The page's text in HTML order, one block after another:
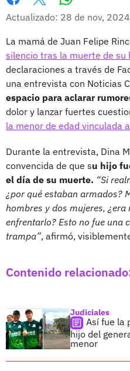
Facebook
X
Actualizado: 28 de nov, 2024
La mamá de Juan Felipe
silencio tras la muerte de su
declaraciones a través de
una entrevista con Noticias
espacio para aclarar
dolor y lanzar fuertes
la menor de edad vinculada
Durante la entrevista, Dina
convencida de que su hijo
el día de su muerte. “Si
¿por qué estaban armados?
hombres y dos mujeres,
enfrentarlo? Esto no fue una
trampa”, afirmó,
Contenido
Judiciales
Así fue la
hijo del
menor